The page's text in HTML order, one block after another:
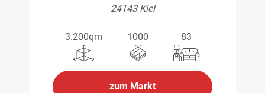
24143 Kiel
3.200qm 1000 83
zum Markt